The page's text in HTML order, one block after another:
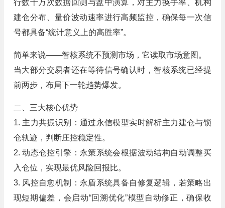
行数十万次数据回测与盘中演算，对主力换手率、机构
建仓分布、量价波动速率进行高频监控，确保每一次信
号都具备“统计意义上的高胜率”。
简单来说——智核系统不预测市场，它读取市场意图。
当大部分交易者还在等待信号确认时，智核系统已经提
前两步，布局下一轮趋势爆发。
二、三大核心优势
1. 主力共振识别：通过永信模型实时解析主力建仓与锁
仓轨迹，判断庄控稳定性。
2. 动态仓控引擎：永策系统会根据波动结构自动调整买
入仓位，实现最优风险回报比。
3. 风控自愈机制：永盾系统具备自修复逻辑，若策略出
现短期偏差，会启动“回溯优化”模型自动修正，确保收